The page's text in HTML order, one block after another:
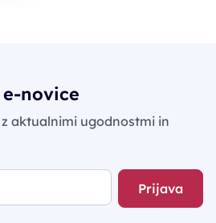
novice
aktualnimi ugodnostmi in
Prijava